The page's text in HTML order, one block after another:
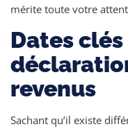
mérite toute votre
Dates
revenus
Sachant qu’il existe